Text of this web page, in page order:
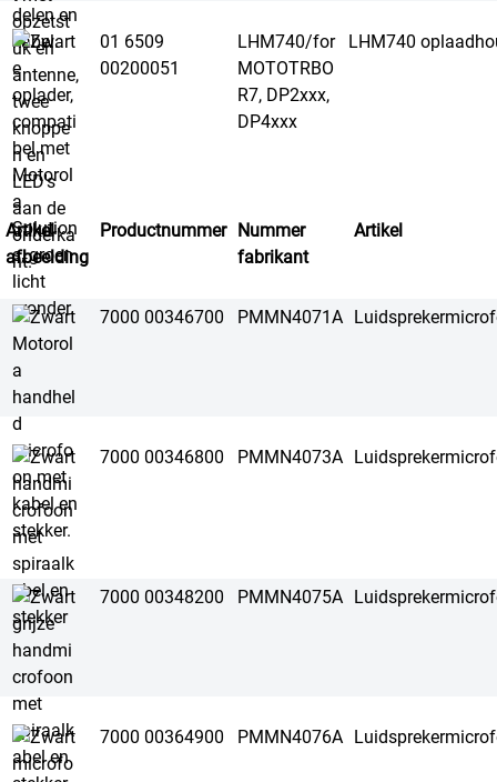
01 6509
00200051
LHM740/for
MOTOTRBO
R7, DP2xxx,
DP4xxx
LHM740
Artikel
afbeelding
Productnummer Nummer
fabrikant
Artikel
7000 00346700 PMMN4071A
7000 00346800 PMMN4073A
7000 00348200 PMMN4075A
7000 00364900 PMMN4076A